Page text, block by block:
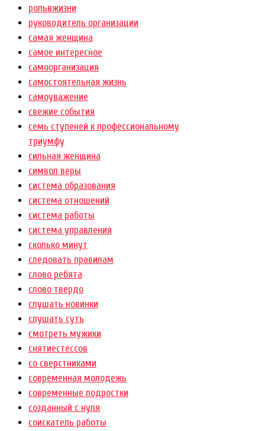
рольвжизни
руководитель организации
самая женщина
самое интересное
самоорганизация
самостоятельная жизнь
самоуважение
свежие события
семь ступеней к профессиональному
триумфу
сильная женщина
символ веры
система образования
система отношений
система работы
система управления
сколько минут
следовать правилам
слово ребята
слово твердо
слушать новинки
слушать суть
смотреть мужики
снятиестессов
со сверстниками
современная молодежь
современные подростки
созданный с нуля
соискатель работы